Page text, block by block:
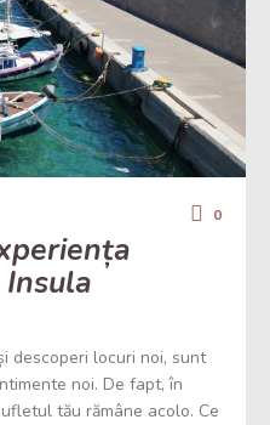
0
descoperi locuri noi, sunt
noi. De fapt, în
tău rămâne acolo. Ce